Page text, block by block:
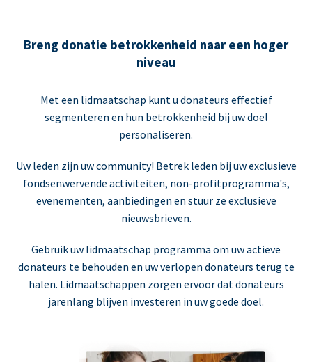
Breng donatie betrokkenheid naar een hoger
niveau
Met een lidmaatschap kunt u donateurs effectief
segmenteren en hun betrokkenheid bij uw doel
personaliseren.
Uw leden zijn uw community! Betrek leden bij uw exclusieve
fondsenwervende activiteiten, non-profitprogramma's,
evenementen, aanbiedingen en stuur ze exclusieve
nieuwsbrieven.
Gebruik uw lidmaatschap programma om uw actieve
donateurs te behouden en uw verlopen donateurs terug te
halen. Lidmaatschappen zorgen ervoor dat donateurs
jarenlang blijven investeren in uw goede doel.